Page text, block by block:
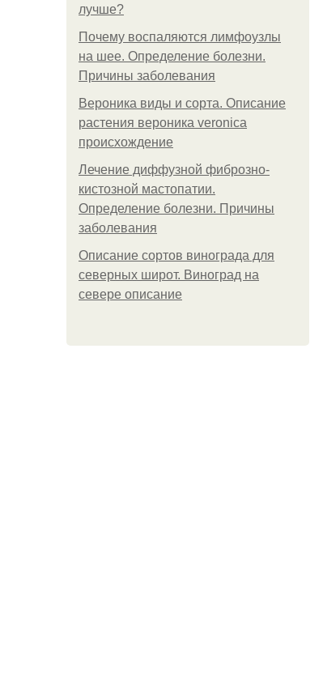
лучше?
Почему воспаляются лимфоузлы
на шее. Определение болезни.
Причины заболевания
Вероника виды и сорта. Описание
растения вероника veronica
происхождение
Лечение диффузной фиброзно-
кистозной мастопатии.
Определение болезни. Причины
заболевания
Описание сортов винограда для
северных широт. Виноград на
севере описание